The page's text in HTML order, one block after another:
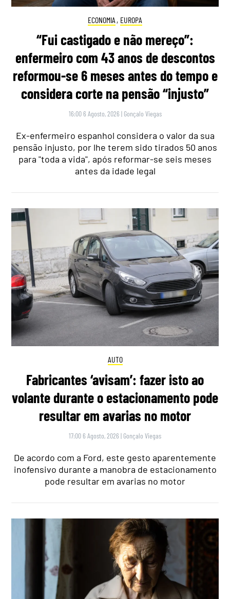
ECONOMIA , EUROPA
“Fui castigado e não mereço”:
enfermeiro com 43 anos de descontos
reformou-se 6 meses antes do tempo e
considera corte na pensão “injusto”
16:00 6 Agosto, 2026 | Gonçalo Viegas
Ex-enfermeiro espanhol considera o valor da sua
pensão injusto, por lhe terem sido tirados 50 anos
para "toda a vida", após reformar-se seis meses
antes da idade legal
AUTO
Fabricantes ‘avisam’: fazer isto ao
volante durante o estacionamento pode
resultar em avarias no motor
17:00 6 Agosto, 2026 | Gonçalo Viegas
De acordo com a Ford, este gesto aparentemente
inofensivo durante a manobra de estacionamento
pode resultar em avarias no motor